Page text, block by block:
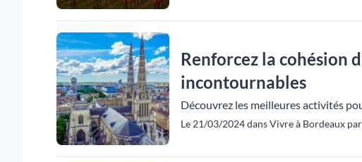
Renforcez la cohésion
incontournables
Découvrez les meilleures activités
Le 21/03/2024 dans Vivre à Bordeaux